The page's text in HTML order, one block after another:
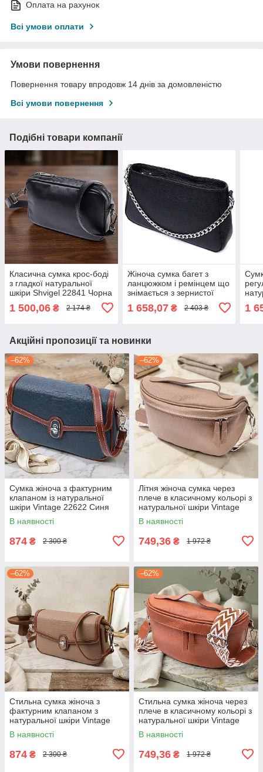
Оплата на рахунок
Всі умови оплати
Умови повернення
Повернення товару впродовж 14 днів за домовленістю
Всі умови повернення
Подібні товари компанії
Класична сумка крос-боді
з гладкої натуральної
шкіри Shvigel 22841 Чорна
1 500,06 ₴ 2 174 ₴
Жіноча сумка багет з
ланцюжком і ремінцем що
знімається з зернистої
натуральної шкіри Shvigel
22837 Чорна
1 658,07₴ 2 403 ₴ 1
Акційні пропозиції та новинки
–62%
Сумка жіноча з фактурним
клапаном із натуральної
шкіри Vintage 22622 Синя
В наявності
874 ₴ 2 300 ₴
–62%
Літня жіноча сумка через
плече в класичному кольорі з
натуральної шкіри Vintage
22657 Бежева
В наявності
749,36 ₴ 1 972 ₴
–62%
Стильна сумка жіноча з
фактурним клапаном з
натуральної шкіри Vintage
22620 Бежева
В наявності
874 ₴ 2 300 ₴
–62%
Стильна сумка жіноча через
плече в класичному кольорі з
натуральної шкіри Vintage
22658 Руда
В наявності
749,36 ₴ 1 972 ₴